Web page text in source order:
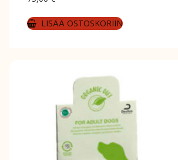
LISÄÄ OSTOSKORIIN